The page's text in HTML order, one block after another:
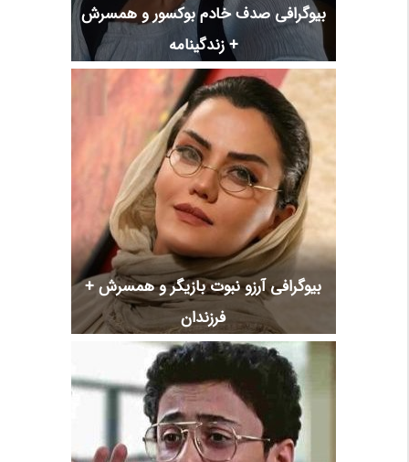
بیوگرافی صدف خادم بوکسور و همسرش
+ زندگینامه
بیوگرافی آرزو نبوت بازیگر و همسرش +
فرزندان